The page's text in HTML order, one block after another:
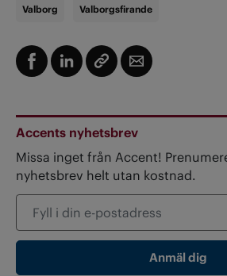
Valborg Valborgsfirande
Accents nyhetsbrev
Missa inget från Accent!
nyhetsbrev helt utan kostnad.